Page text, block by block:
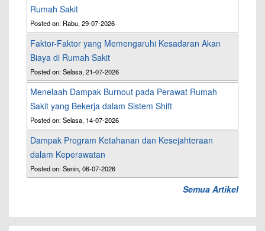
Rumah Sakit
Posted on: Rabu, 29-07-2026
Faktor-Faktor yang Memengaruhi Kesadaran Akan
Biaya di Rumah Sakit
Posted on: Selasa, 21-07-2026
Menelaah Dampak Burnout pada Perawat Rumah
Sakit yang Bekerja dalam Sistem Shift
Posted on: Selasa, 14-07-2026
Dampak Program Ketahanan dan Kesejahteraan
dalam Keperawatan
Posted on: Senin, 06-07-2026
Semua Artikel